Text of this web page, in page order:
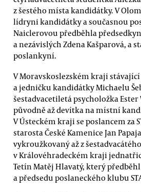
z šestého místa kandidátky. V
lídryni kandidátky a současnou
Naiclerovou předběhla
a nezávislých Zdena Kašparová, a
poslankyní.
V Moravskoslezském kraji
a jedničku kandidátky Michaelu
šestadvacetiletá psycholožka Ester
původně až devítka na místní
V Ústeckém kraji se poslancem za
starosta České Kamenice Jan
vykroužkovaný až z
v Královéhradeckém kraji
Tetín Matěj Hlavatý, který
a předsedu poslaneckého klubu